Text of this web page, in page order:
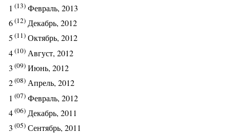
1 (13) Февраль, 2013
6(12) Декабрь, 2012
5 (11) Октябрь, 2012
4(10) Август, 2012
3 (09) Июнь, 2012
2(08) Апрель, 2012
1 (07) Февраль, 2012
4(06) Декабрь, 2011
3 (05) Сентябрь, 2011